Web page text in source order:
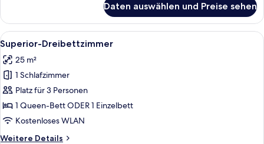
Einzelzimmer
Daten auswählen und Preise sehen
Alle
Fotos
für
Superior-
Dreibettzimmer
anzeigen
Ein Hotelzimmer mit zwei Betten,
4
Superior-Dreibettzimmer
25 m²
1 Schlafzimmer
Platz für 3 Personen
1 Queen-Bett ODER 1 Einzelbett
Kostenloses WLAN
Weitere Details
Weitere